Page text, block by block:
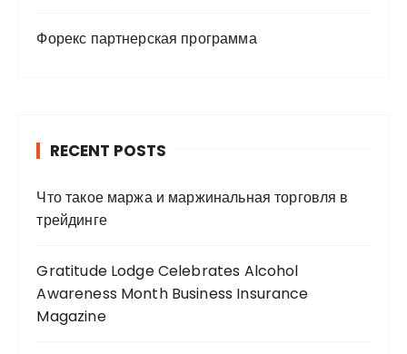
Форекс партнерская программа
RECENT POSTS
Что такое маржа и маржинальная торговля в
трейдинге
Gratitude Lodge Celebrates Alcohol
Awareness Month Business Insurance
Magazine